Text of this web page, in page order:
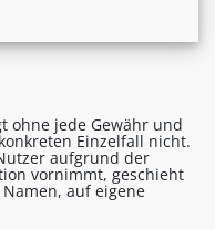
ohne jede Gewähr und
Einzelfall nicht.
aufgrund der
vornimmt, geschieht
auf eigene